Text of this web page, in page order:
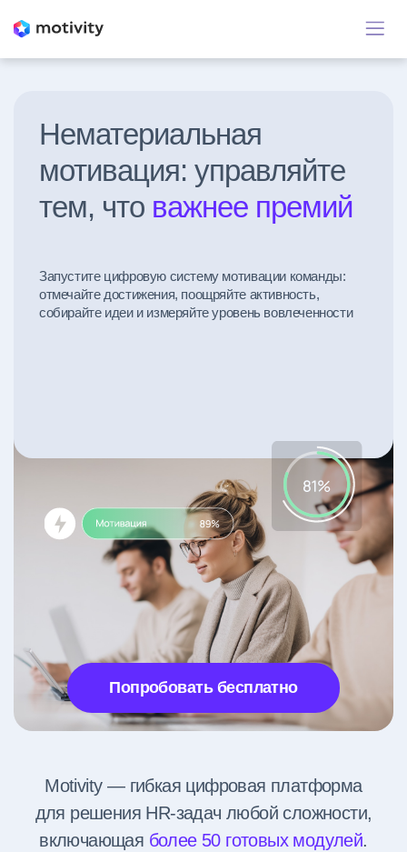
Нематериальная
мотивация: управляйте
тем, что важнее премий
Запустите цифровую систему мотивации команды:
отмечайте достижения, поощряйте активность,
собирайте идеи и измеряйте уровень вовлеченности
Попробовать бесплатно
Motivity — гибкая цифровая платформа
для решения HR-задач любой сложности,
включающая более 50 готовых модулей.